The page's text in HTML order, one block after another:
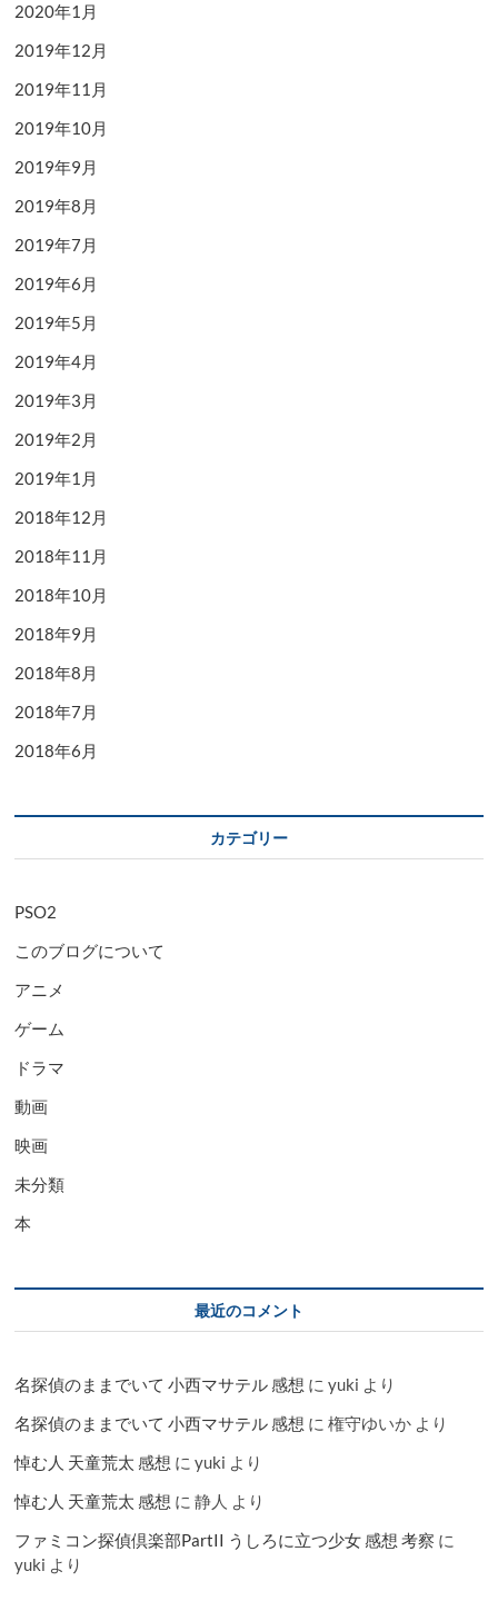
2020年1月
2019年12月
2019年11月
2019年10月
2019年9月
2019年8月
2019年7月
2019年6月
2019年5月
2019年4月
2019年3月
2019年2月
2019年1月
2018年12月
2018年11月
2018年10月
2018年9月
2018年8月
2018年7月
2018年6月
カテゴリー
PSO2
このブログについて
アニメ
ゲーム
ドラマ
動画
映画
未分類
本
最近のコメント
名探偵のままでいて 小西マサテル 感想 にyuki より
名探偵のままでいて 小西マサテル 感想 に権守ゆいか より
悼む人 天童荒太 感想 にyuki より
悼む人 天童荒太 感想 に静人 より
ファミコン探偵倶楽部PartII うしろに立つ少女 感想 考察 に
yuki より